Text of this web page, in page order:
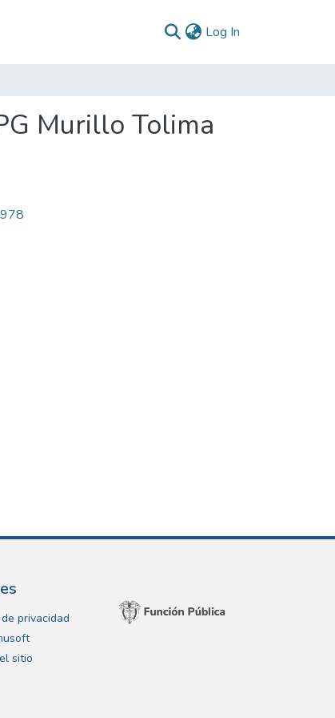
Log In
Murillo Tolima
privacidad
sitio